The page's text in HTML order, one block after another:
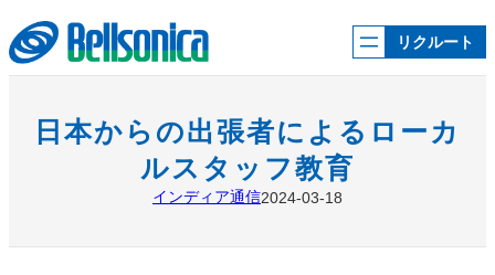
容
を
ス
リクルート
日本からの出張者によるローカ
ルスタッフ教育
インディア通信2024-03-18